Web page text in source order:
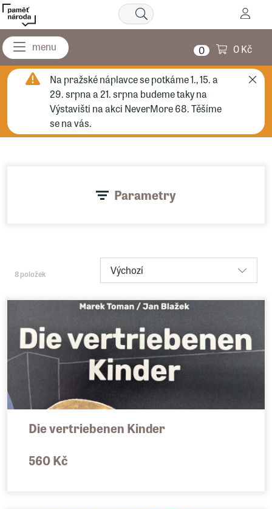
0 0 Kč
Na pražské náplavce se potkáme 1., 15. a
29. srpna a 21. srpna budeme taky na
Výstavišti na akci NeverMore 68. Těšíme
se na vás.
Parametry
8 položek Výchozí
Die vertriebenen Kinder
560 Kč